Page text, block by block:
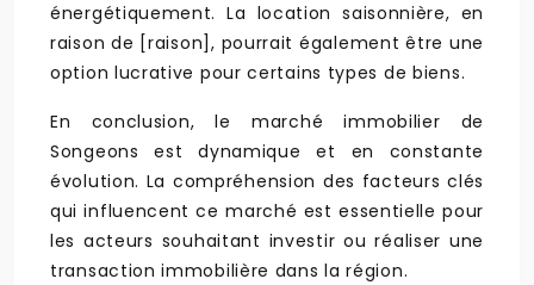
énergétiquement. La location saisonnière, en
raison de [raison], pourrait également être une
option lucrative pour certains types de biens.
En conclusion, le marché immobilier de
Songeons est dynamique et en constante
évolution. La compréhension des facteurs clés
qui influencent ce marché est essentielle pour
les acteurs souhaitant investir ou réaliser une
transaction immobilière dans la région.